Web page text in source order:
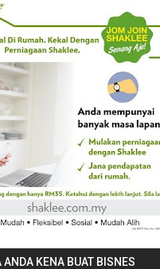
ANDA KENA BUAT BISNES